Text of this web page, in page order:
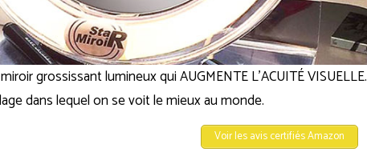
grossissant lumineux qui AUGMENTE L’ACUITÉ VISUELLE.
dans lequel on se voit le mieux au monde.
Voir les avis certifiés Amazon